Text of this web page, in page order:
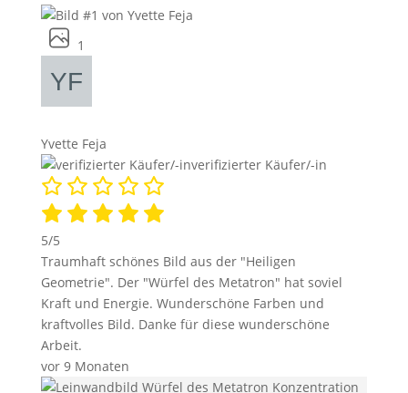
1
Yvette Feja
verifizierter Käufer/-in
5/5
Traumhaft schönes Bild aus der "Heiligen
Geometrie". Der "Würfel des Metatron" hat soviel
Kraft und Energie. Wunderschöne Farben und
kraftvolles Bild. Danke für diese wunderschöne
Arbeit.
vor 9 Monaten